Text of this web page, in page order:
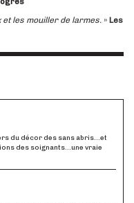
les mouiller de larmes. » Les
du décor des sans abris...et
des soignants...une vraie